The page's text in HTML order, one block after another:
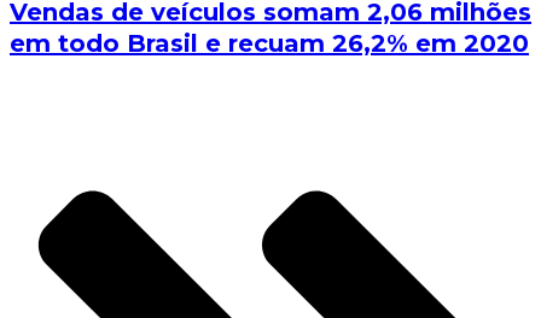
Vendas de veículos somam 2,06 milhões
em todo Brasil e recuam 26,2% em 2020